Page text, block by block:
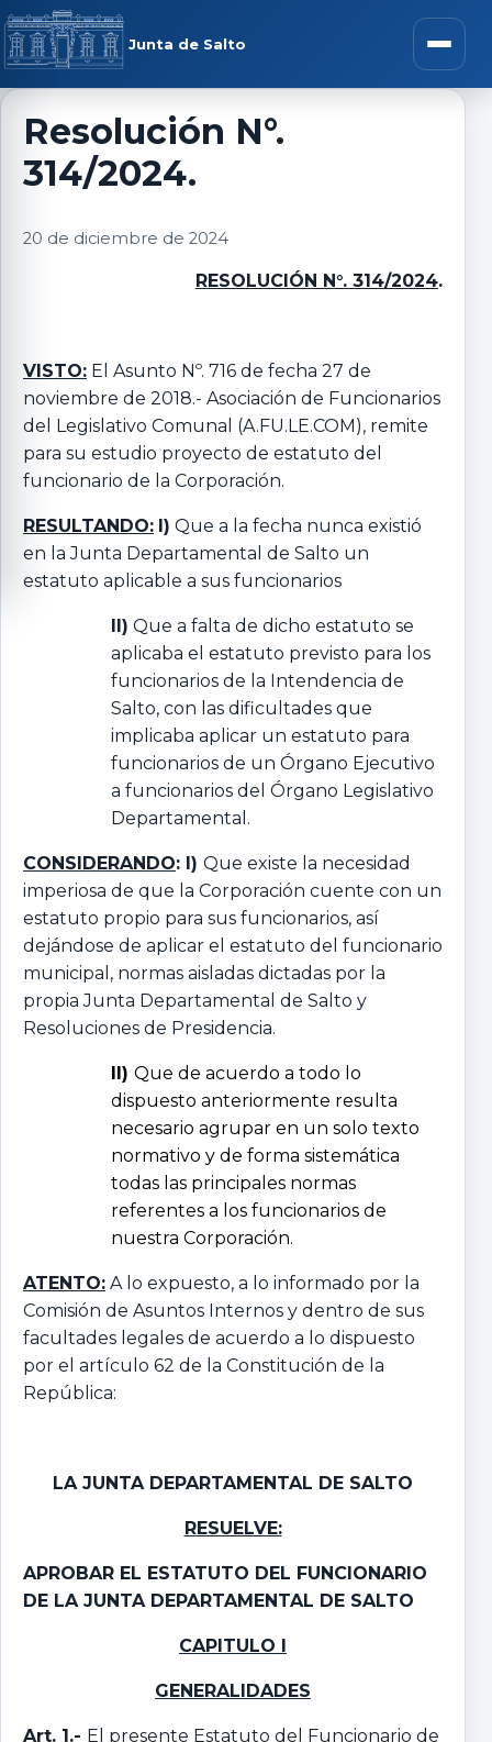
Saltar al contenido
Junta de Salto Abrir
menú
Resolución N°.
314/2024.
20 de diciembre de 2024
RESOLUCIÓN N°. 314/2024.
VISTO: El Asunto Nº. 716 de fecha 27 de
noviembre de 2018.- Asociación de Funcionarios
del Legislativo Comunal (A.FU.LE.COM), remite
para su estudio proyecto de estatuto del
funcionario de la Corporación.
RESULTANDO: I) Que a la fecha nunca existió
en la Junta Departamental de Salto un
estatuto aplicable a sus funcionarios
II) Que a falta de dicho estatuto se
aplicaba el estatuto previsto para los
funcionarios de la Intendencia de
Salto, con las dificultades que
implicaba aplicar un estatuto para
funcionarios de un Órgano Ejecutivo
a funcionarios del Órgano Legislativo
Departamental.
CONSIDERANDO: I) Que existe la necesidad
imperiosa de que la Corporación cuente con un
estatuto propio para sus funcionarios, así
dejándose de aplicar el estatuto del funcionario
municipal, normas aisladas dictadas por la
propia Junta Departamental de Salto y
Resoluciones de Presidencia.
II) Que de acuerdo a todo lo
dispuesto anteriormente resulta
necesario agrupar en un solo texto
normativo y de forma sistemática
todas las principales normas
referentes a los funcionarios de
nuestra Corporación.
ATENTO: A lo expuesto, a lo informado por la
Comisión de Asuntos Internos y dentro de sus
facultades legales de acuerdo a lo dispuesto
por el artículo 62 de la Constitución de la
República:
LA JUNTA DEPARTAMENTAL DE SALTO
RESUELVE:
APROBAR EL ESTATUTO DEL FUNCIONARIO
DE LA JUNTA DEPARTAMENTAL DE SALTO
CAPITULO I
GENERALIDADES
Art. 1.- El presente Estatuto del Funcionario de